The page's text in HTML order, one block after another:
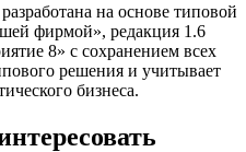
на основе типовой
фирмой», редакция 1.6
8» с сохранением всех
решения и учитывает
бизнеса.